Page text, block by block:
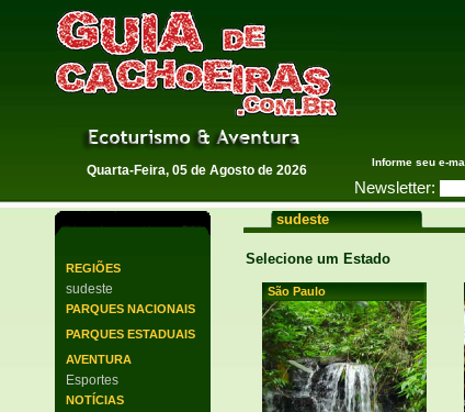
Guia de Cachoeiras
Quarta-Feira, 05 de Agosto de 2026
Informe seu e-
Newsletter:
REGIÕES
sudeste
PARQUES NACIONAIS
PARQUES ESTADUAIS
AVENTURA
Esportes
NOTÍCIAS
sudeste
Selecione um Estado
São Paulo